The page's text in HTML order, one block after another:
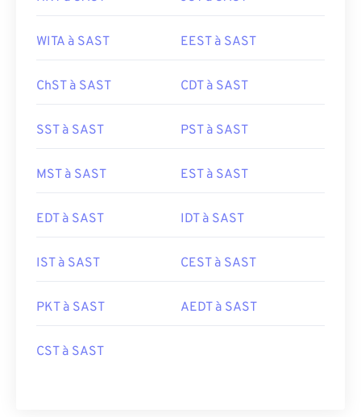
WITA à SAST EEST à SAST
ChST à SAST CDT à SAST
SST à SAST PST à SAST
MST à SAST EST à SAST
EDT à SAST IDT à SAST
IST à SAST CEST à SAST
PKT à SAST AEDT à SAST
CST à SAST